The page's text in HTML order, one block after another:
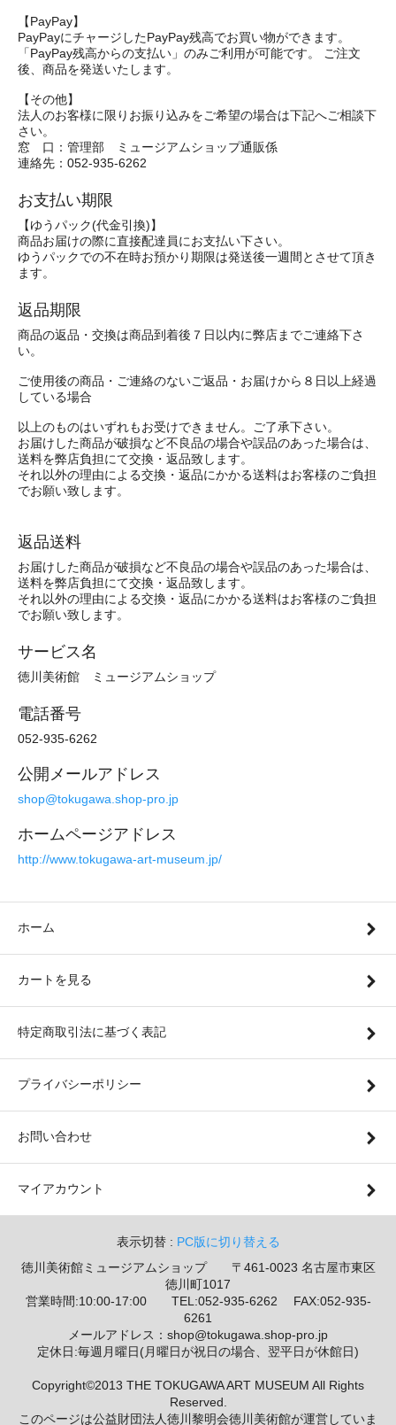
【PayPay】
PayPayにチャージしたPayPay残高でお買い物ができます。
「PayPay残高からの支払い」のみご利用が可能です。 ご注文
後、商品を発送いたします。
【その他】
法人のお客様に限りお振り込みをご希望の場合は下記へご相談下
さい。
窓 口：管理部 ミュージアムショップ通販係
連絡先：052-935-6262
お支払い期限
【ゆうパック(代金引換)】
商品お届けの際に直接配達員にお支払い下さい。
ゆうパックでの不在時お預かり期限は発送後一週間とさせて頂き
ます。
返品期限
商品の返品・交換は商品到着後７日以内に弊店までご連絡下さ
い。
ご使用後の商品・ご連絡のないご返品・お届けから８日以上経過
している場合
以上のものはいずれもお受けできません。ご了承下さい。
お届けした商品が破損など不良品の場合や誤品のあった場合は、
送料を弊店負担にて交換・返品致します。
それ以外の理由による交換・返品にかかる送料はお客様のご負担
でお願い致します。
返品送料
お届けした商品が破損など不良品の場合や誤品のあった場合は、
送料を弊店負担にて交換・返品致します。
それ以外の理由による交換・返品にかかる送料はお客様のご負担
でお願い致します。
サービス名
徳川美術館 ミュージアムショップ
電話番号
052-935-6262
公開メールアドレス
shop@tokugawa.shop-pro.jp
ホームページアドレス
http://www.tokugawa-art-museum.jp/
ホーム
カートを見る
特定商取引法に基づく表記
プライバシーポリシー
お問い合わせ
マイアカウント
表示切替 : PC版に切り替える
徳川美術館ミュージアムショップ 〒461-0023 名古屋市東区
徳川町1017
営業時間:10:00-17:00 TEL:052-935-6262 FAX:052-935-
6261
メールアドレス：shop@tokugawa.shop-pro.jp
定休日:毎週月曜日(月曜日が祝日の場合、翌平日が休館日)
Copyright©2013 THE TOKUGAWA ART MUSEUM All Rights
Reserved.
このページは公益財団法人徳川黎明会徳川美術館が運営していま